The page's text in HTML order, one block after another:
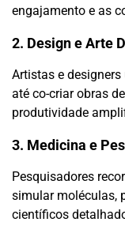
engajamento e as
2. Design e Arte
Artistas e
até co-criar obras
produtividade
3. Medicina e
Pesquisadores
simular moléculas,
científicos